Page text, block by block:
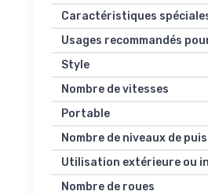
Caractéristiques
Usages recommandés
Style
Nombre de vitesses
Portable
Nombre de niveaux de
Utilisation extérieure ou
Nombre de roues